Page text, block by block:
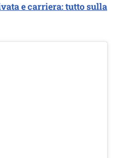
e carriera: tutto sulla